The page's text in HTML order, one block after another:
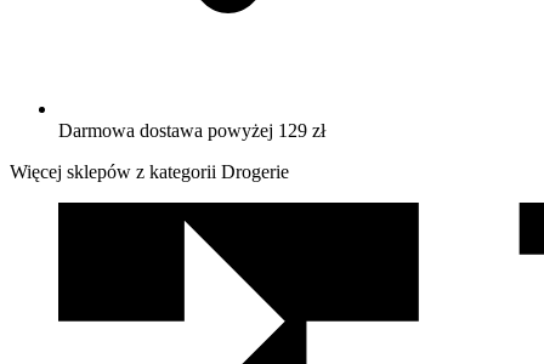
Darmowa dostawa powyżej 129 zł
Więcej sklepów z kategorii Drogerie